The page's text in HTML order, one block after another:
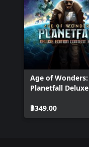
Age of Wonders:
Planetfall Deluxe
฿349.00